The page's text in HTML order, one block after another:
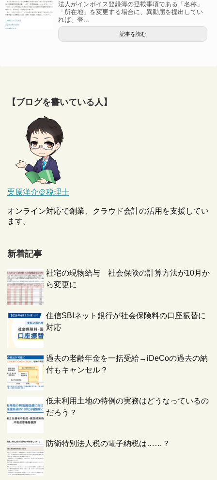
法人がインボイス登録簿の登載事項である「名称」
「所在地」を変更する場合に、異動届を提出してい
れば、登...
記事を読む
【ブログを書いている人】
栗原洋介＠税理士
オンライン対応で創業、クラウド会計の活用を支援してい
ます。
新着記事
社宅の現物給与 社会保険の計算方法が10月か
ら変更に
住信SBIネット銀行が社会保険料の口座振替に
対応
過去の老齢年金を一括受給→iDeCoの過去の納
付もキャンセル？
低未利用土地の特例の実務はどうなっているの
だろう？
防衛特別法人税の電子納税は……？